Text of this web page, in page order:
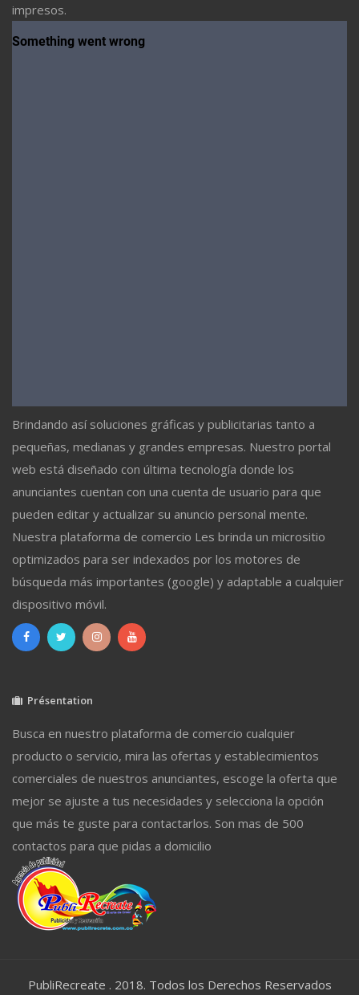
impresos.
Brindando así soluciones gráficas y publicitarias tanto a
pequeñas, medianas y grandes empresas. Nuestro portal
web está diseñado con última tecnología donde los
anunciantes cuentan con una cuenta de usuario para que
pueden editar y actualizar su anuncio personal mente.
Nuestra plataforma de comercio Les brinda un micrositio
optimizados para ser indexados por los motores de
búsqueda más importantes (google) y adaptable a cualquier
dispositivo móvil.
Présentation
Busca en nuestro plataforma de comercio cualquier
producto o servicio, mira las ofertas y establecimientos
comerciales de nuestros anunciantes, escoge la oferta que
mejor se ajuste a tus necesidades y selecciona la opción
que más te guste para contactarlos. Son mas de 500
contactos para que pidas a domicilio
PubliRecreate . 2018. Todos los Derechos Reservados